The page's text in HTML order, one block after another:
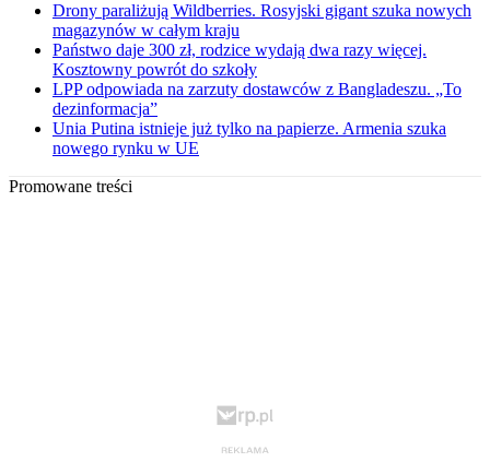
Drony paraliżują Wildberries. Rosyjski gigant szuka nowych
magazynów w całym kraju
Państwo daje 300 zł, rodzice wydają dwa razy więcej.
Kosztowny powrót do szkoły
LPP odpowiada na zarzuty dostawców z Bangladeszu. „To
dezinformacja”
Unia Putina istnieje już tylko na papierze. Armenia szuka
nowego rynku w UE
Promowane treści